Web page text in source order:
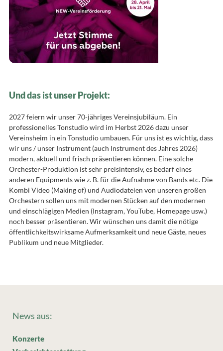
News aus:
Konzerte
Und das ist unser Projekt:
2027 feiern wir unser 70-jähriges Vereinsjubiläum. Ein
professionelles Tonstudio wird im Herbst 2026 dazu unser
Vereinsheim in ein Tonstudio umbauen. Für uns ist es wichtig, dass
wir uns / unser Instrument (auch Instrument des Jahres 2026)
modern, aktuell und frisch präsentieren können. Eine solche
Orchester-Produktion ist sehr preisintensiv, es bedarf eines
anderen Equipments wie z. B. für die Aufnahme von Bands etc. Die
Kombi Video (Making of) und Audiodateien von unseren großen
Orchestern sollen uns mit modernen Stücken auf den modernen
und einschlägigen Medien (Instagram, YouTube, Homepage usw.)
noch besser präsentieren. Wir wünschen uns damit die nötige
öffentlichkeitswirksame Aufmerksamkeit und neue Gäste, neues
Publikum und neue Mitglieder.